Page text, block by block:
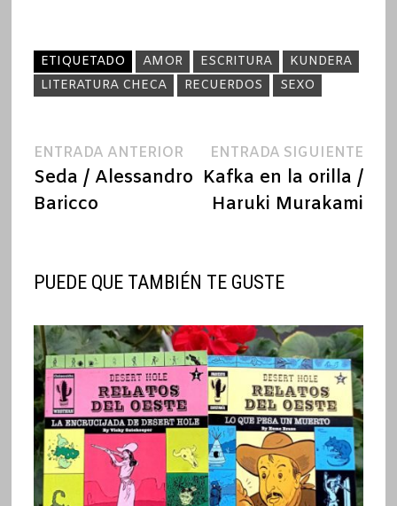
ETIQUETADO AMOR ESCRITURA
KUNDERA
LITERATURA CHECA
RECUERDOS SEXO
Navegación
de
ENTRADA ANTERIOREntrada
anterior:
Seda / Alessandro
Baricco
ENTRADA SIGUIENTE
Kafka en la orilla /
Haruki Murakami
PUEDE QUE TAMBIÉN TE GUSTE